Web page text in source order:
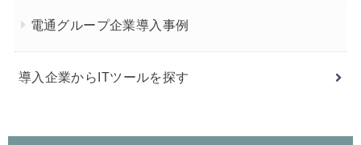
電通グループ企業導入事例
導入企業からITツールを探す